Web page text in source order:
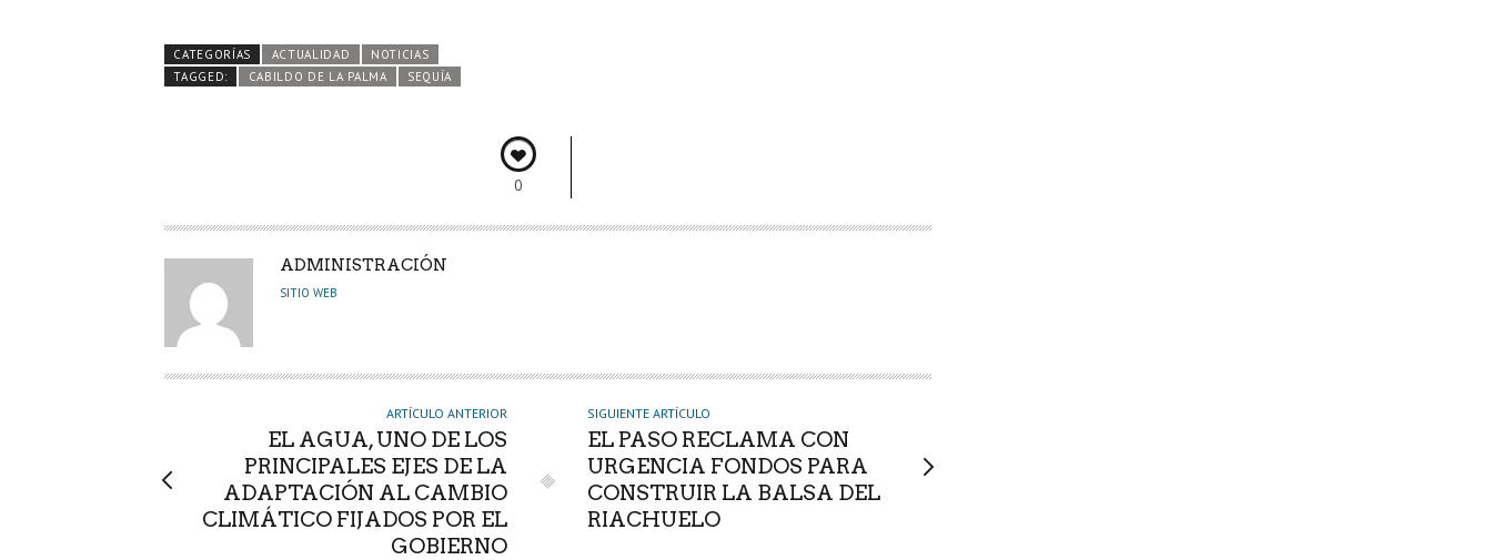
b
o
itt
er
ts
A
e
dI
m
pa
CATEGORÍAS ACTUALIDAD
NOTICIAS
TAGGED:
CABILDO DE LA PALMA SEQUÍA
0
A
U
R
ADMINISTRACIÓN
SITIO WEB
ARTÍCULO ANTERIOR
EL AGUA, UNO DE LOS
PRINCIPALES EJES DE LA
ADAPTACIÓN AL CAMBIO
CLIMÁTICO FIJADOS POR EL
GOBIERNO
SIGUIENTE ARTÍCULO
EL PASO RECLAMA CON
URGENCIA FONDOS PARA
CONSTRUIR LA BALSA DEL
RIACHUELO